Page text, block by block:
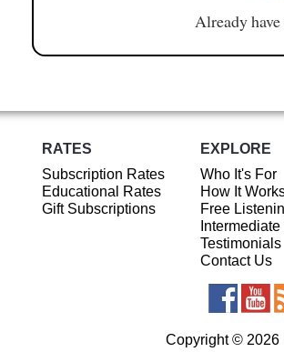
Already have
RATES
Subscription Rates
Educational Rates
Gift Subscriptions
EXPLORE
Who It's For
How It
Free
Testimonials
Contact Us
Copyright © 2026